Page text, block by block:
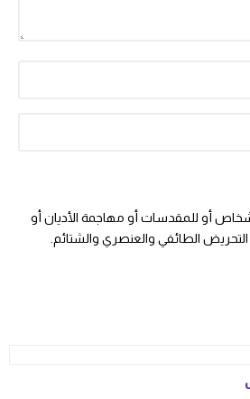
أو للمقدسات أو مهاجمة الأديان أو
التحريض الطائفي والعنصري والشتائم.